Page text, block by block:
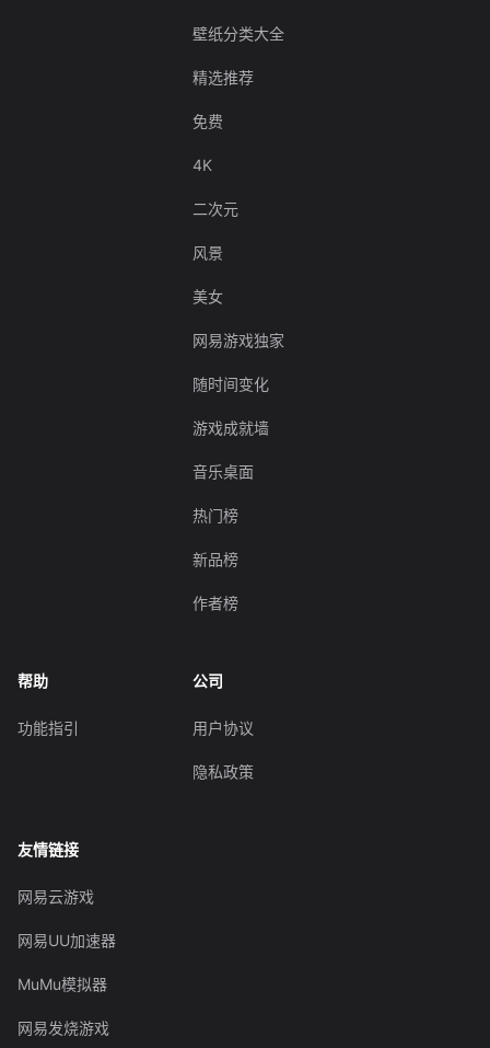
壁纸分类大全
精选推荐
免费
4K
二次元
风景
美女
网易游戏独家
随时间变化
游戏成就墙
音乐桌面
热门榜
新品榜
作者榜
帮助
功能指引
公司
用户协议
隐私政策
友情链接
网易云游戏
网易UU加速器
MuMu模拟器
网易发烧游戏